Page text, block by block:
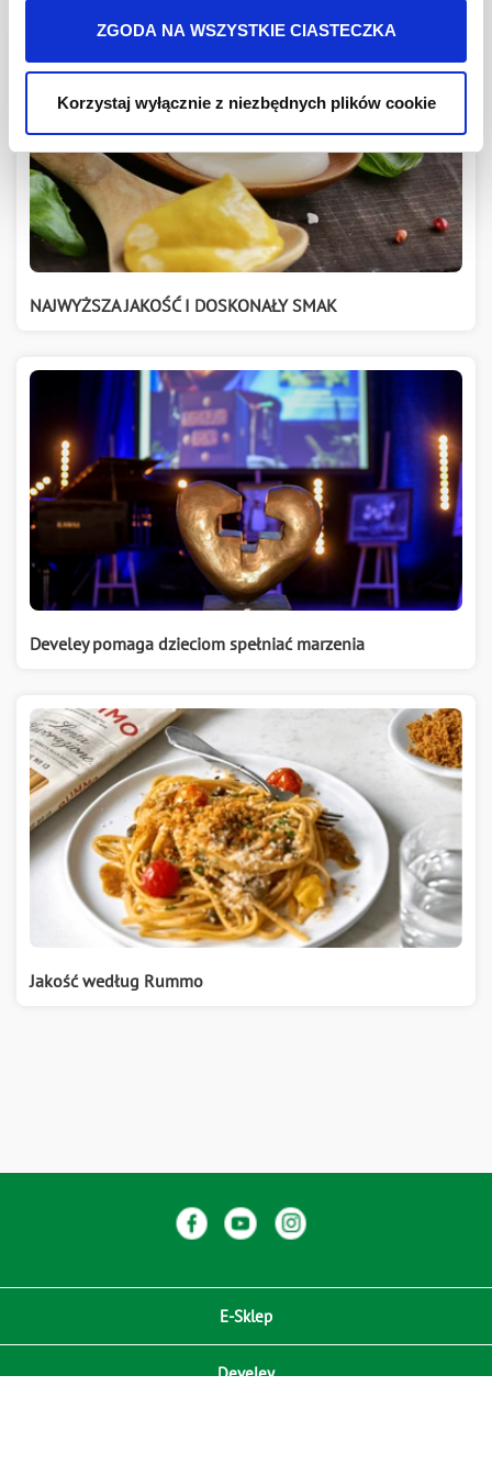
ZGODA NA WSZYSTKIE CIASTECZKA
Korzystaj wyłącznie z niezbędnych plików cookie
NAJWYŻSZA JAKOŚĆ I DOSKONAŁY SMAK
Develey pomaga dzieciom spełniać marzenia
Jakość według Rummo
E-Sklep
Develey